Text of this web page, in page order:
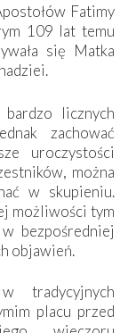
Fatimy
109 lat temu
się Matka
licznych
zachować
uroczystości
można
w skupieniu.
możliwości tym
bezpośredniej
objawień.
tradycyjnych
placu przed